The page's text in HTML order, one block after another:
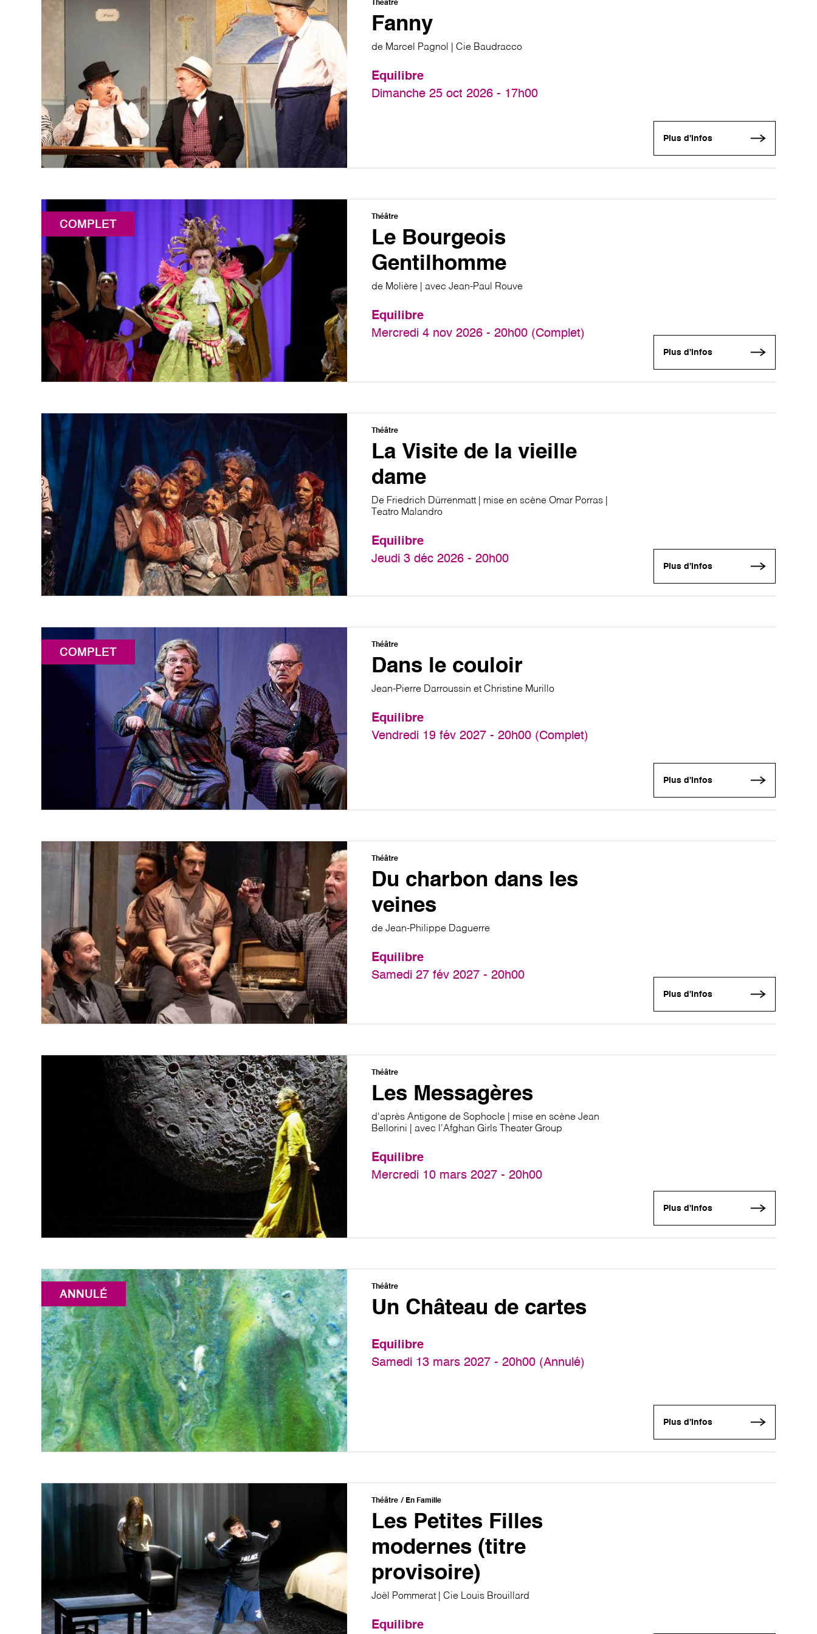
Théâtre
Fanny
de Marcel Pagnol | Cie Baudracco
Equilibre
Dimanche 25 oct 2026 - 17h00
Plus d'infos
COMPLET
Théâtre
Le Bourgeois
Gentilhomme
de Molière | avec Jean-Paul Rouve
Equilibre
Mercredi 4 nov 2026 - 20h00 (Complet)
Plus d'infos
Théâtre
La Visite de la vieille
dame
De Friedrich Dürrenmatt | mise en scène Omar Porras |
Teatro Malandro
Equilibre
Jeudi 3 déc 2026 - 20h00
Plus d'infos
COMPLET
Théâtre
Dans le couloir
Jean-Pierre Darroussin et Christine Murillo
Equilibre
Vendredi 19 fév 2027 - 20h00 (Complet)
Plus d'infos
Théâtre
Du charbon dans les
veines
de Jean-Philippe Daguerre
Equilibre
Samedi 27 fév 2027 - 20h00
Plus d'infos
Théâtre
Les Messagères
d'après Antigone de Sophocle | mise en scène Jean
Bellorini | avec l'Afghan Girls Theater Group
Equilibre
Mercredi 10 mars 2027 - 20h00
Plus d'infos
ANNULÉ
Théâtre
Un Château de cartes
Equilibre
Samedi 13 mars 2027 - 20h00 (Annulé)
Plus d'infos
Théâtre En Famille
Les Petites Filles
modernes (titre
provisoire)
Joël Pommerat | Cie Louis Brouillard
Equilibre